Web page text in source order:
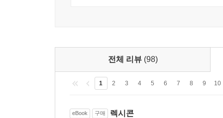
스릴러, 디스토피아, 호러의 만족스러운 조합.
- [라이브러리 저널]
전체 리뷰 (98)
1 2 3 4 5 6 7 8 9 10
eBook 구매 렉시콘